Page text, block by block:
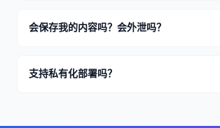
会保存我的内容吗？会外泄吗？
支持私有化部署吗？